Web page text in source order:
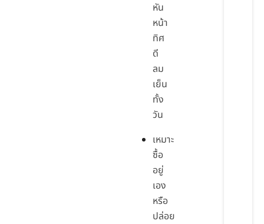
หัน
หน้า
ทิศ
ดี
ลม
เย็น
ทั้ง
วัน
เหมาะ
ซื้อ
อยู่
เอง
หรือ
ปล่อย